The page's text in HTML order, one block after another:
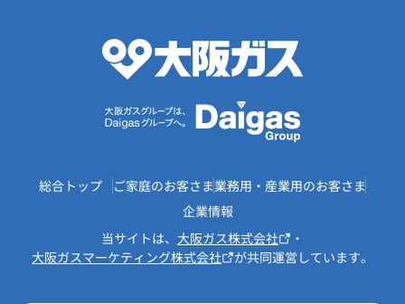
総合トップ ご家庭のお客さま業務用・産業用のお客さま
企業情報
当サイトは、 大阪ガス株式会社
・
大阪ガスマーケティング株式会社
が共同運営しています。